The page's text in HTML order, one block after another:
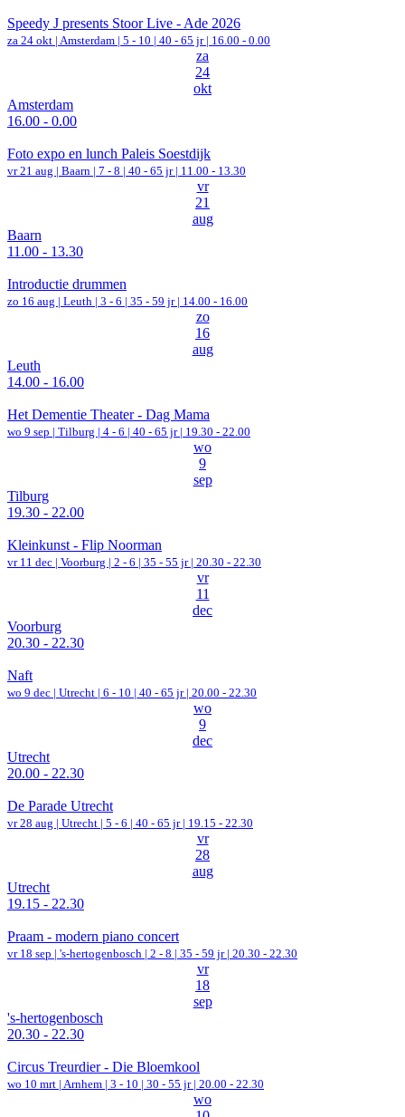
Speedy J presents Stoor Live - Ade 2026
za 24 okt | Amsterdam | 5 - 10 | 40 - 65 jr | 16.00 - 0.00
za
24
okt
Amsterdam
16.00 - 0.00
Foto expo en lunch Paleis Soestdijk
vr 21 aug | Baarn | 7 - 8 | 40 - 65 jr | 11.00 - 13.30
vr
21
aug
Baarn
11.00 - 13.30
Introductie drummen
zo 16 aug | Leuth | 3 - 6 | 35 - 59 jr | 14.00 - 16.00
zo
16
aug
Leuth
14.00 - 16.00
Het Dementie Theater - Dag Mama
wo 9 sep | Tilburg | 4 - 6 | 40 - 65 jr | 19.30 - 22.00
wo
9
sep
Tilburg
19.30 - 22.00
Kleinkunst - Flip Noorman
vr 11 dec | Voorburg | 2 - 6 | 35 - 55 jr | 20.30 - 22.30
vr
11
dec
Voorburg
20.30 - 22.30
Naft
wo 9 dec | Utrecht | 6 - 10 | 40 - 65 jr | 20.00 - 22.30
wo
9
dec
Utrecht
20.00 - 22.30
De Parade Utrecht
vr 28 aug | Utrecht | 5 - 6 | 40 - 65 jr | 19.15 - 22.30
vr
28
aug
Utrecht
19.15 - 22.30
Praam - modern piano concert
vr 18 sep | 's-hertogenbosch | 2 - 8 | 35 - 59 jr | 20.30 - 22.30
vr
18
sep
's-hertogenbosch
20.30 - 22.30
Circus Treurdier - Die Bloemkool
wo 10 mrt | Arnhem | 3 - 10 | 30 - 55 jr | 20.00 - 22.30
wo